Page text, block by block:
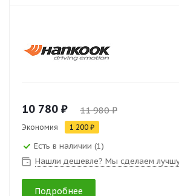
10 780 ₽ 11 980 ₽
Экономия 1 200 ₽
Есть в наличии (1)
Нашли дешевле? Мы сделаем
Подробнее